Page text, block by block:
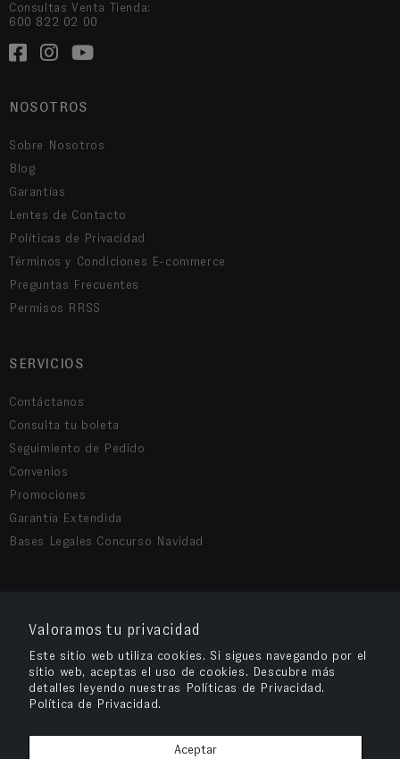
Valoramos tu privacidad
Este sitio web utiliza cookies. Si sigues navegando por el
sitio web, aceptas el uso de cookies. Descubre más
detalles leyendo nuestras Políticas de Privacidad.
Política de Privacidad.
Aceptar
Consultas Venta Tienda:
600 822 02 00
NOSOTROS
Sobre Nosotros
Blog
Garantías
Lentes de Contacto
Políticas de Privacidad
Términos y Condiciones E-commerce
Preguntas Frecuentes
Permisos RRSS
SERVICIOS
Contáctanos
Consulta tu boleta
Seguimiento de Pedido
Convenios
Promociones
Garantía Extendida
Bases Legales Concurso Navidad